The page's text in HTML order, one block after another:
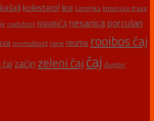
kašaljkolesterol lice Limenka limunska trava
nadutost NARANČA nesanicaporculan
promuklost rane reuma rooibos čaj
začin zeleni čajčaj đumbir